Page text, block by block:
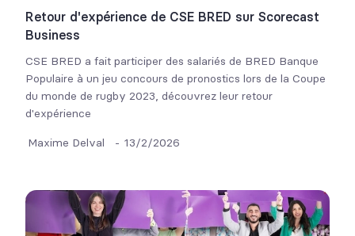
Retour d'expérience de CSE BRED sur Scorecast
Business
CSE BRED a fait participer des salariés de BRED Banque
Populaire à un jeu concours de pronostics lors de la Coupe
du monde de rugby 2023, découvrez leur retour
d'expérience
Maxime Delval - 13/2/2026